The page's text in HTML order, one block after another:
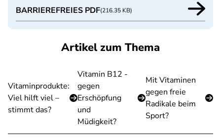
BARRIEREFREIES PDF(216.35 KB)
Artikel zum Thema
Vitaminprodukte:
Viel hilft viel –
stimmt das?
Vitamin B12 -
gegen
Erschöpfung
und
Müdigkeit?
Mit Vitaminen
gegen freie
Radikale beim
Sport?